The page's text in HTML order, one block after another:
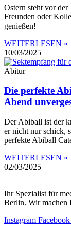
Ostern steht vor
Freunden oder
genießen!
WEITERLESEN »
10/03/2025
Abitur
Die perfekte
Abend
Der Abiball ist der
er nicht nur schick,
perfekte Abiball
WEITERLESEN »
02/03/2025
Ihr Spezialist für
Berlin. Wir machen
Instagram Facebook